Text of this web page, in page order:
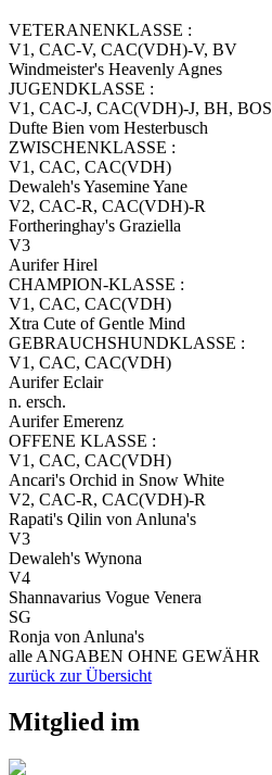
VETERANENKLASSE :
V1, CAC-V, CAC(VDH)-V, BV
Windmeister's Heavenly Agnes
JUGENDKLASSE :
V1, CAC-J, CAC(VDH)-J, BH, BOS
Dufte Bien vom Hesterbusch
ZWISCHENKLASSE :
V1, CAC, CAC(VDH)
Dewaleh's Yasemine Yane
V2, CAC-R, CAC(VDH)-R
Fortheringhay's Graziella
V3
Aurifer Hirel
CHAMPION-KLASSE :
V1, CAC, CAC(VDH)
Xtra Cute of Gentle Mind
GEBRAUCHSHUNDKLASSE :
V1, CAC, CAC(VDH)
Aurifer Eclair
n. ersch.
Aurifer Emerenz
OFFENE KLASSE :
V1, CAC, CAC(VDH)
Ancari's Orchid in Snow White
V2, CAC-R, CAC(VDH)-R
Rapati's Qilin von Anluna's
V3
Dewaleh's Wynona
V4
Shannavarius Vogue Venera
SG
Ronja von Anluna's
alle ANGABEN OHNE GEWÄHR
zurück zur Übersicht
Mitglied im